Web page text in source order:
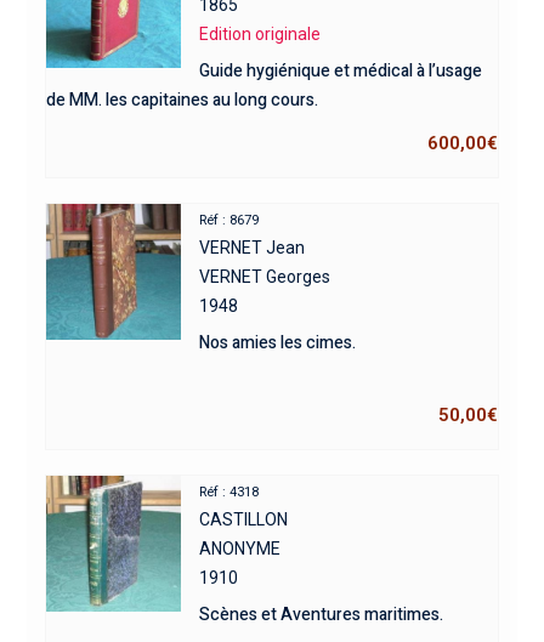
1865
Edition originale
Guide hygiénique et médical à l’usage
de MM. les capitaines au long cours.
600,00€
Réf : 8679
VERNET Jean
VERNET Georges
1948
Nos amies les cimes.
50,00€
Réf : 4318
CASTILLON
ANONYME
1910
Scènes et Aventures maritimes.